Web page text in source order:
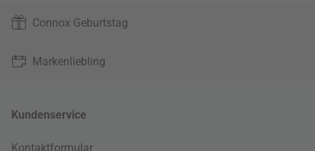
Connox Geburtstag
Markenliebling
Kundenservice
Kontaktformular